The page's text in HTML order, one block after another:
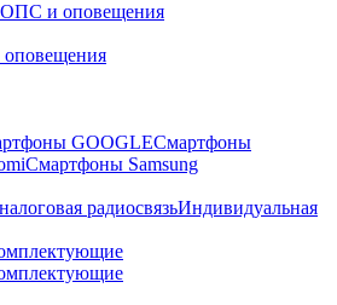
ОПС и оповещения
GOOGLEСмартфоны
Смартфоны Samsung
радиосвязьИндивидуальная